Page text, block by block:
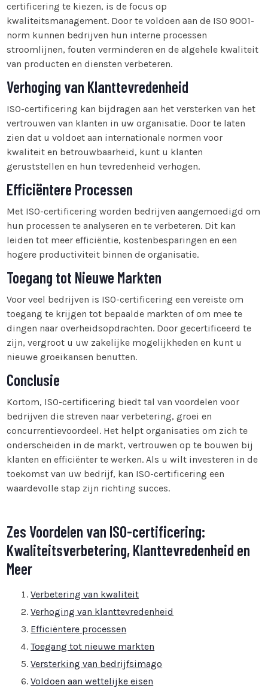
certificering te kiezen, is de focus op
kwaliteitsmanagement. Door te voldoen aan de ISO 9001-
norm kunnen bedrijven hun interne processen
stroomlijnen, fouten verminderen en de algehele kwaliteit
van producten en diensten verbeteren.
Verhoging van Klanttevredenheid
ISO-certificering kan bijdragen aan het versterken van het
vertrouwen van klanten in uw organisatie. Door te laten
zien dat u voldoet aan internationale normen voor
kwaliteit en betrouwbaarheid, kunt u klanten
geruststellen en hun tevredenheid verhogen.
Efficiëntere Processen
Met ISO-certificering worden bedrijven aangemoedigd om
hun processen te analyseren en te verbeteren. Dit kan
leiden tot meer efficiëntie, kostenbesparingen en een
hogere productiviteit binnen de organisatie.
Toegang tot Nieuwe Markten
Voor veel bedrijven is ISO-certificering een vereiste om
toegang te krijgen tot bepaalde markten of om mee te
dingen naar overheidsopdrachten. Door gecertificeerd te
zijn, vergroot u uw zakelijke mogelijkheden en kunt u
nieuwe groeikansen benutten.
Conclusie
Kortom, ISO-certificering biedt tal van voordelen voor
bedrijven die streven naar verbetering, groei en
concurrentievoordeel. Het helpt organisaties om zich te
onderscheiden in de markt, vertrouwen op te bouwen bij
klanten en efficiënter te werken. Als u wilt investeren in de
toekomst van uw bedrijf, kan ISO-certificering een
waardevolle stap zijn richting succes.
Zes Voordelen van ISO-certificering:
Kwaliteitsverbetering, Klanttevredenheid en
Meer
Verbetering van kwaliteit
Verhoging van klanttevredenheid
Efficiëntere processen
Toegang tot nieuwe markten
Versterking van bedrijfsimago
Voldoen aan wettelijke eisen